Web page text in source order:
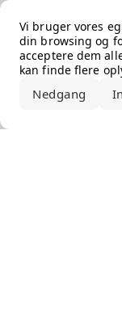
Vi bruger vores
din browsing og
acceptere dem
kan finde flere
Nedgang
Error